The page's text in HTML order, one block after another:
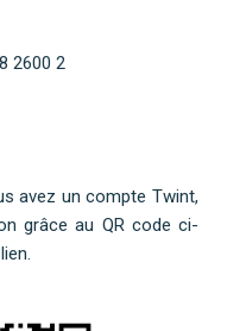
2600 2
avez un compte Twint,
grâce au QR code ci-
.